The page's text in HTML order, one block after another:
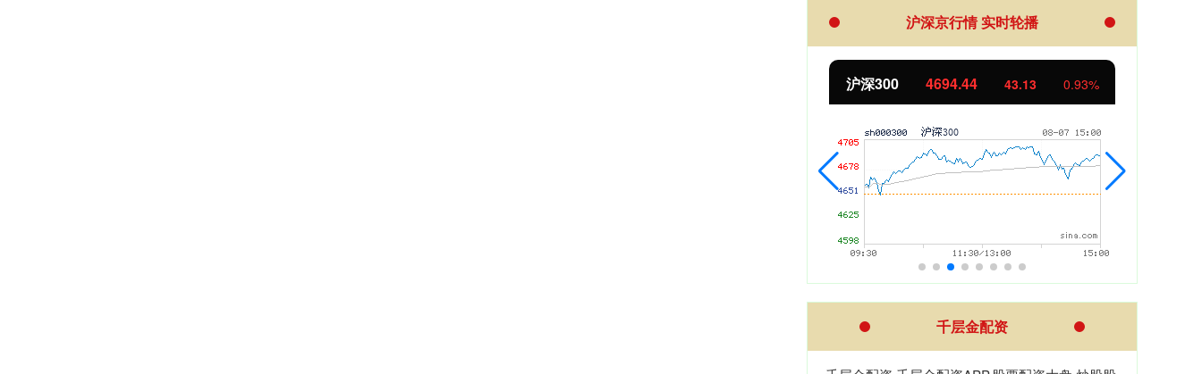
沪深京行情 实时轮播
沪深300 4694.44 43.13 0.93%
千层金配资